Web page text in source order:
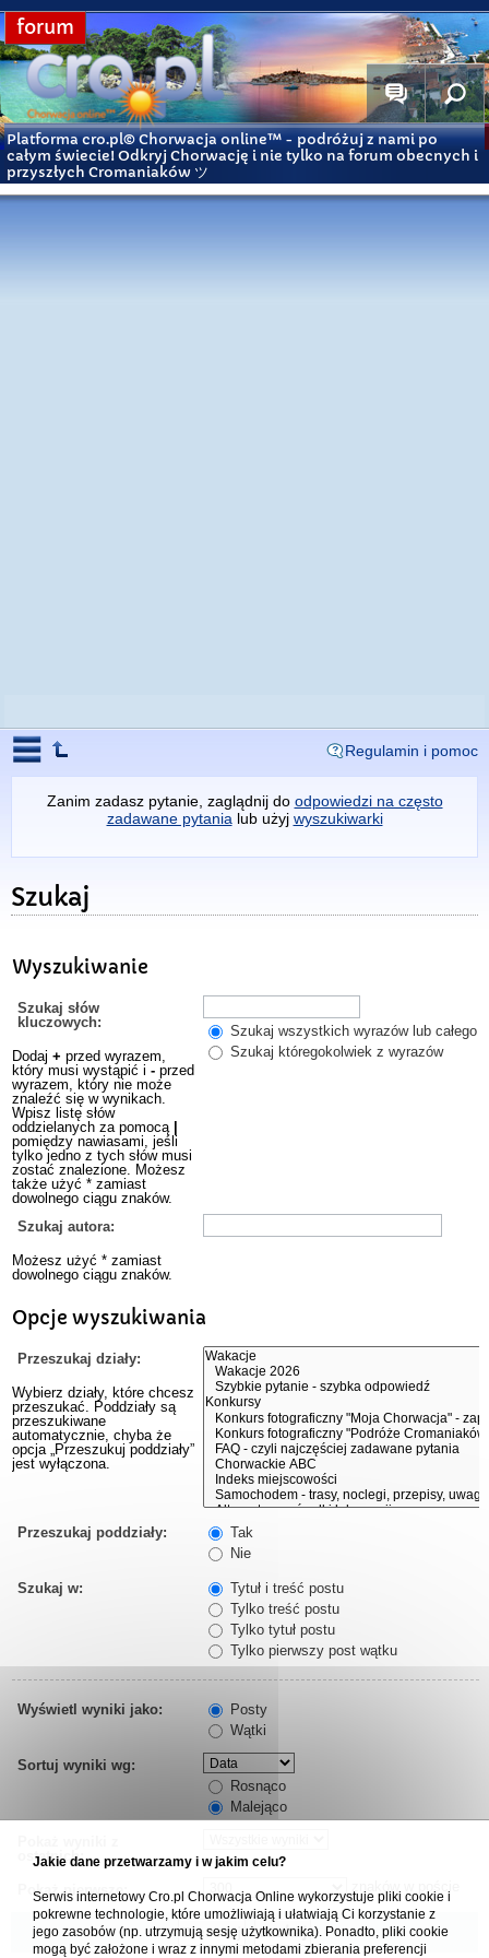
forum
Platforma cro.pl© Chorwacja online™ - podróżuj z nami po
całym świecie! Odkryj Chorwację i nie tylko na forum obecnych i
przyszłych Cromaniaków ツ
Regulamin i pomoc
Zanim zadasz pytanie, zaglądnij do odpowiedzi na często
zadawane pytania lub użyj wyszukiwarki
Szukaj
Wyszukiwanie
Szukaj słów
kluczowych:
Dodaj + przed wyrazem,
który musi wystąpić i - przed
wyrazem, który nie może
znaleźć się w wynikach.
Wpisz listę słów
oddzielanych za pomocą
pomiędzy nawiasami, jeśli
tylko jedno z tych słów musi
zostać znalezione. Możesz
także użyć * zamiast
dowolnego ciągu znaków.
Szukaj wszystkich wyrazów lub całego
Szukaj któregokolwiek z wyrazów
Szukaj autora:
Możesz użyć * zamiast
dowolnego ciągu znaków.
Opcje wyszukiwania
Przeszukaj działy:
Wybierz działy, które chcesz
przeszukać. Poddziały są
przeszukiwane
automatycznie, chyba że
opcja „Przeszukuj poddziały”
jest wyłączona.
Przeszukaj poddziały:
Tak
Nie
Szukaj w:
Tytuł i treść postu
Tylko treść postu
Tylko tytuł postu
Tylko pierwszy post wątku
Wyświetl wyniki jako:
Posty
Wątki
Sortuj wyniki wg:
Rosnąco
Malejąco
ostatnich:
Pokaż pierwsze:
Jakie dane przetwarzamy i w jakim celu?
Serwis internetowy Cro.pl Chorwacja Online wykorzystuje pliki cookie i
pokrewne technologie, które umożliwiają i ułatwiają Ci korzystanie z
jego zasobów (np. utrzymują sesję użytkownika). Ponadto, pliki cookie
mogą być założone i wraz z innymi metodami zbierania preferencji